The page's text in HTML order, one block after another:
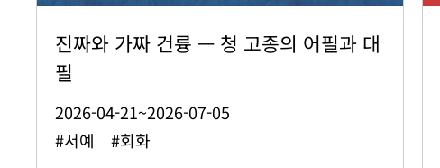
진짜와 가짜 건륭 — 청 고종의 어필과 대
필
2026-04-21~2026-07-05
#서예 #회화